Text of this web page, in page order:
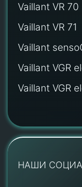
Vaillant VR 70
Vaillant VR 71
Vaillant
Vaillant VGR
Vaillant VGR
НАШИ